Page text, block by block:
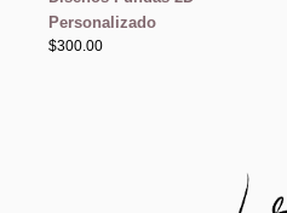
Personalizado
$300.00